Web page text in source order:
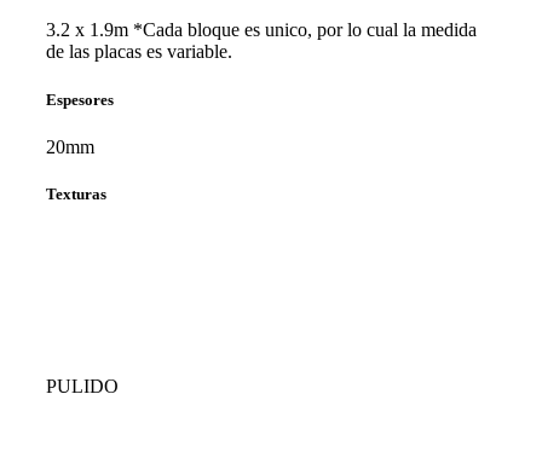
3.2 x 1.9m *Cada bloque es unico, por lo cual la medida
de las placas es variable.
Espesores
20mm
Texturas
PULIDO